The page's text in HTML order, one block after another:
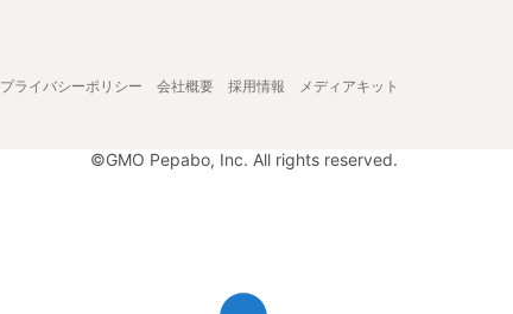
プライバシーポリシー 会社概要 採用情報 メディアキット
©GMO Pepabo, Inc. All rights reserved.